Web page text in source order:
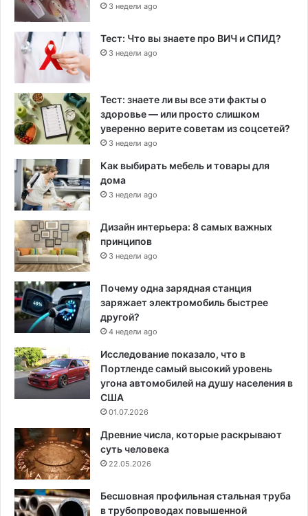
3 недели ago
Тест: Что вы знаете про ВИЧ и СПИД?
3 недели ago
Тест: знаете ли вы все эти факты о
здоровье — или просто слишком
уверенно верите советам из соцсетей?
3 недели ago
Как выбирать мебель и товары для
дома
3 недели ago
Дизайн интерьера: 8 самых важных
принципов
3 недели ago
Почему одна зарядная станция
заряжает электромобиль быстрее
другой?
4 недели ago
Исследование показало, что в
Портленде самый высокий уровень
угона автомобилей на душу населения в
США
01.07.2026
Древние числа, которые раскрывают
суть человека
22.05.2026
Бесшовная профильная стальная труба
в трубопроводах повышенной